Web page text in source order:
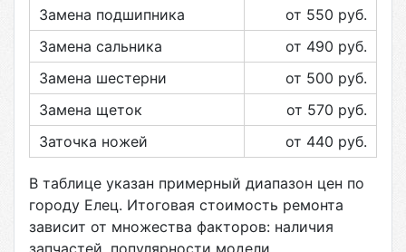
Замена подшипника от 550 руб.
Замена сальника
от 490 руб.
Замена шестерни
от 500 руб.
Замена щеток
от 570 руб.
Заточка ножей
от 440 руб.
В таблице указан примерный диапазон цен по
городу Елец. Итоговая стоимость ремонта
зависит от множества факторов: наличия
запчастей, популярности модели,